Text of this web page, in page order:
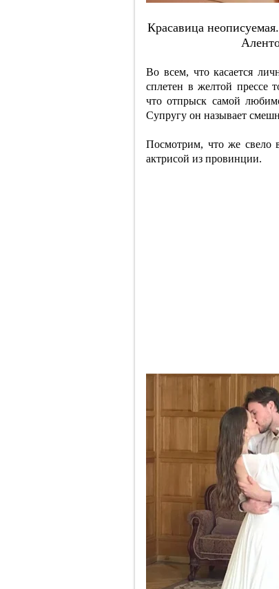
Кpacaвицa
Во всем, что касается
сплетен в желтой прессе
что отпрыск самой
Супругу он называет
Посмотрим, что же свело
актрисой из провинции.